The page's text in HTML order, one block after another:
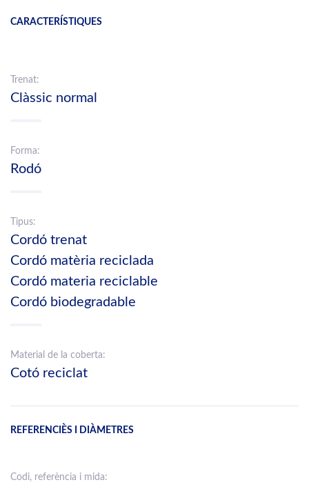
CARACTERÍSTIQUES
Trenat:
Clàssic normal
Forma:
Rodó
Tipus:
Cordó trenat
Cordó matèria reciclada
Cordó materia reciclable
Cordó biodegradable
Material de la coberta:
Cotó reciclat
REFERENCIÈS I DIÀMETRES
Codi, referència i mida: